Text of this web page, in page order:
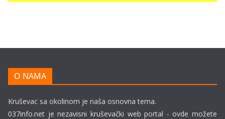
O NAMA
Kruševac sa okolinom je naša osnovna tema.
037info.net je nezavisni kruševački web portal - ovde možete